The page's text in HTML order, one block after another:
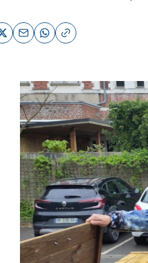
fenêtre)
(nouvelle fenêtre)
X (Twitter) (nouvelle fenêtre)
Email (nouvelle fenêtre)
Whatsapp (nouvelle
Copier le lien